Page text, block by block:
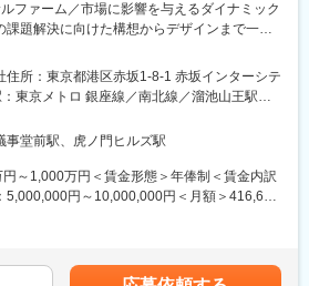
合意形成
けるデザイン推進
おけるマーケティング トランスフォーメーシ
行支援
ジタルマーケティング組織及びオペレーショ
組織風土改革“Project PRIDE”により、有給取
ファーム／市場に影響を与えるダイナミック
課題解決に向けた構想からデザインまで一貫
大手toC企業へのご支援も多数
×フルフレックス×残業抑制施策×有給取得率
：
ために、“どうしたら売れるのか”だけでな
顧客体験を提供できるのか”という点でサービ
住所：東京都港区赤坂1-8-1 赤坂インターシテ
東京メトロ 銀座線／南北線／溜池山王駅受
面禁煙変更の範囲：会社の定める事業所（リ
事堂前駅、虎ノ門ヒルズ駅
円～1,000万円＜賃金形態＞年俸制＜賃金内訳
5,000,000円～10,000,000円＜月額＞416,666
はあくまでも目安の金額であり、選考を通